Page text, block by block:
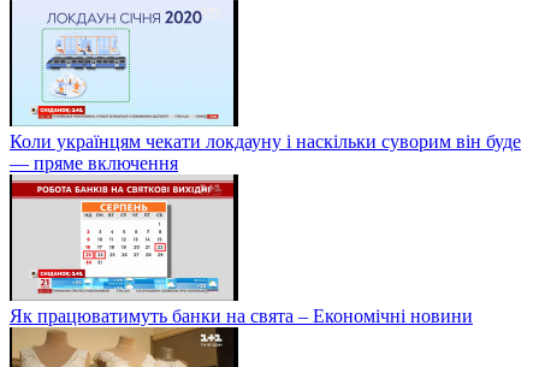
Коли українцям чекати локдауну і наскільки суворим він буде
— пряме включення
Як працюватимуть банки на свята – Економічні новини